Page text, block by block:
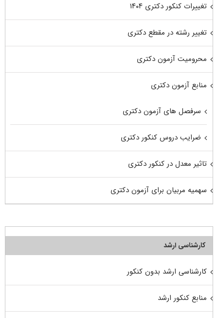
تغییرات کنکور دکتری ۱۴۰۴
تغییر رشته در مقطع دکتری
محرومیت آزمون دکتری
منابع آزمون دکتری
سرفصل های آزمون دکتری
ضرایب دروس کنکور دکتری
تاثیر معدل در کنکور دکتری
سهمیه مربیان برای آزمون دکتری
کارشناسی ارشد
کارشناسی ارشد بدون کنکور
منابع کنکور ارشد